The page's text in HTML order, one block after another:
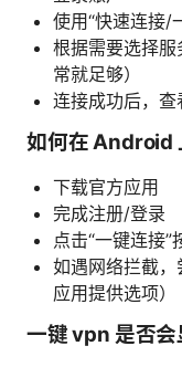
使用“快速连接/
根据需要选择
常就足够）
连接成功后，
如何在 Android
下载官方应用
完成注册/登录
点击“一键连接”
如遇网络拦截
应用提供选项）
一键 vpn 是否会